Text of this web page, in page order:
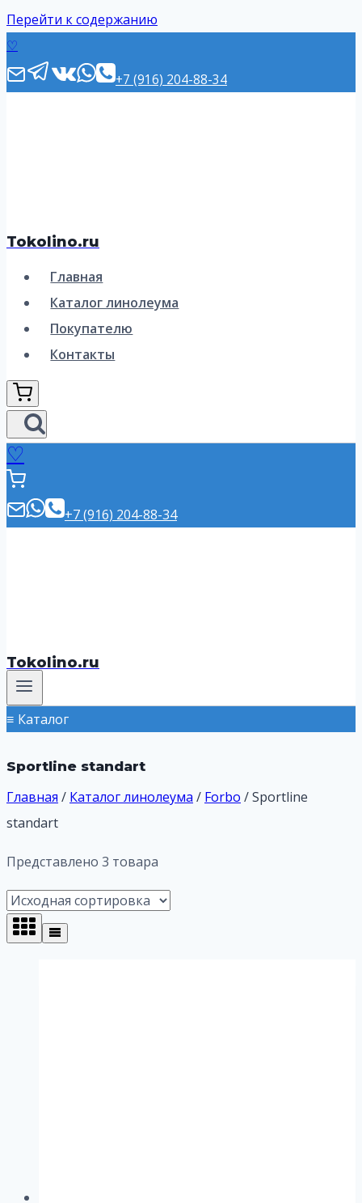
Перейти к содержанию
♡
+7 (916) 204-88-34
Tokolino.ru
Главная
Каталог линолеума
Покупателю
Контакты
♡
+7 (916) 204-88-34
Tokolino.ru
Каталог
Sportline standart
Главная / Каталог линолеума / Forbo /Sportline
standart
Представлено 3 товара